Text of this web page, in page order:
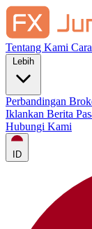
Tentang Kami
Perbandingan
Iklankan Berita
Hubungi Kami
ID